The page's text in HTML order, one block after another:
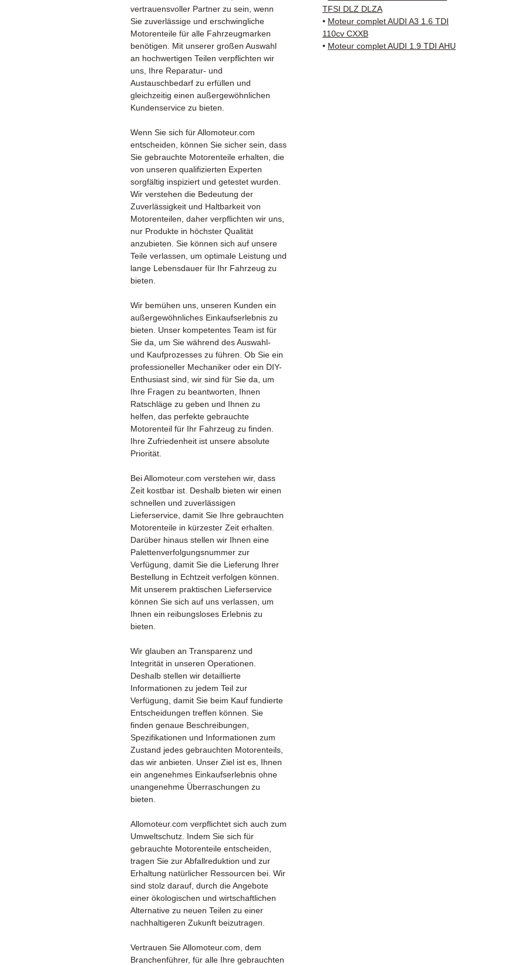
vertrauensvoller Partner zu sein, wenn
Sie zuverlässige und erschwingliche
Motorenteile für alle Fahrzeugmarken
benötigen. Mit unserer großen Auswahl
an hochwertigen Teilen verpflichten wir
uns, Ihre Reparatur- und
Austauschbedarf zu erfüllen und
gleichzeitig einen außergewöhnlichen
Kundenservice zu bieten.
Wenn Sie sich für Allomoteur.com
entscheiden, können Sie sicher sein, dass
Sie gebrauchte Motorenteile erhalten, die
von unseren qualifizierten Experten
sorgfältig inspiziert und getestet wurden.
Wir verstehen die Bedeutung der
Zuverlässigkeit und Haltbarkeit von
Motorenteilen, daher verpflichten wir uns,
nur Produkte in höchster Qualität
anzubieten. Sie können sich auf unsere
Teile verlassen, um optimale Leistung und
lange Lebensdauer für Ihr Fahrzeug zu
bieten.
Wir bemühen uns, unseren Kunden ein
außergewöhnliches Einkaufserlebnis zu
bieten. Unser kompetentes Team ist für
Sie da, um Sie während des Auswahl-
und Kaufprozesses zu führen. Ob Sie ein
professioneller Mechaniker oder ein DIY-
Enthusiast sind, wir sind für Sie da, um
Ihre Fragen zu beantworten, Ihnen
Ratschläge zu geben und Ihnen zu
helfen, das perfekte gebrauchte
Motorenteil für Ihr Fahrzeug zu finden.
Ihre Zufriedenheit ist unsere absolute
Priorität.
Bei Allomoteur.com verstehen wir, dass
Zeit kostbar ist. Deshalb bieten wir einen
schnellen und zuverlässigen
Lieferservice, damit Sie Ihre gebrauchten
Motorenteile in kürzester Zeit erhalten.
Darüber hinaus stellen wir Ihnen eine
Palettenverfolgungsnummer zur
Verfügung, damit Sie die Lieferung Ihrer
Bestellung in Echtzeit verfolgen können.
Mit unserem praktischen Lieferservice
können Sie sich auf uns verlassen, um
Ihnen ein reibungsloses Erlebnis zu
bieten.
Wir glauben an Transparenz und
Integrität in unseren Operationen.
Deshalb stellen wir detaillierte
Informationen zu jedem Teil zur
Verfügung, damit Sie beim Kauf fundierte
Entscheidungen treffen können. Sie
finden genaue Beschreibungen,
Spezifikationen und Informationen zum
Zustand jedes gebrauchten Motorenteils,
das wir anbieten. Unser Ziel ist es, Ihnen
ein angenehmes Einkaufserlebnis ohne
unangenehme Überraschungen zu
bieten.
Allomoteur.com verpflichtet sich auch zum
Umweltschutz. Indem Sie sich für
gebrauchte Motorenteile entscheiden,
tragen Sie zur Abfallreduktion und zur
Erhaltung natürlicher Ressourcen bei. Wir
sind stolz darauf, durch die Angebote
einer ökologischen und wirtschaftlichen
Alternative zu neuen Teilen zu einer
nachhaltigeren Zukunft beizutragen.
Vertrauen Sie Allomoteur.com, dem
Branchenführer, für alle Ihre gebrauchten
TFSI DLZ DLZA
• Moteur complet AUDI A3 1.6 TDI
110cv CXXB
• Moteur complet AUDI 1.9 TDI AHU